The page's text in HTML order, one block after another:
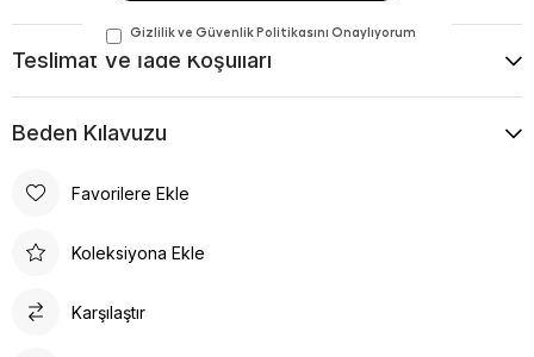
Teslimat Ve İade Koşulları
Beden Kılavuzu
Favorilere Ekle
Koleksiyona Ekle
Karşılaştır